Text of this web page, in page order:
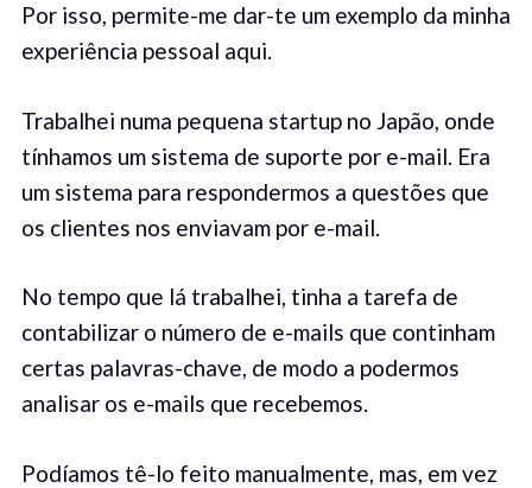
Por isso, permite-me dar-te um exemplo da minha
experiência pessoal aqui.
Trabalhei numa pequena startup no Japão, onde
tínhamos um sistema de suporte por e-mail. Era
um sistema para respondermos a questões que
os clientes nos enviavam por e-mail.
No tempo que lá trabalhei, tinha a tarefa de
contabilizar o número de e-mails que continham
certas palavras-chave, de modo a podermos
analisar os e-mails que recebemos.
Podíamos tê-lo feito manualmente, mas, em vez